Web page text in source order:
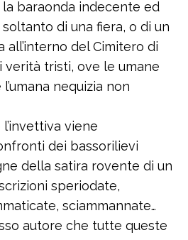
baraonda indecente ed
di una fiera, o di un
del Cimitero di
verità tristi, ove le umane
nequizia non
viene
dei bassorilievi
della satira rovente di un
speriodate,
sciammannate…
autore che tutte queste